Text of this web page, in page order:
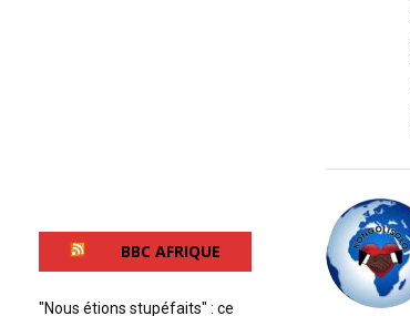
BBC AFRIQUE
"Nous étions stupéfaits" : ce